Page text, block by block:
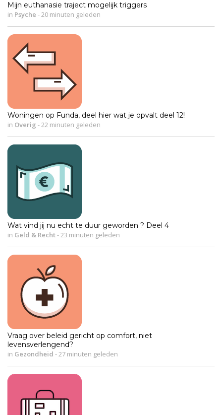
Mijn euthanasie traject mogelijk triggers
in Psyche -20 minuten geleden
Woningen op Funda, deel hier wat je opvalt deel 12!
in Overig -22 minuten geleden
Wat vind jij nu echt te duur geworden ? Deel 4
in Geld & Recht-23 minuten geleden
Vraag over beleid gericht op comfort, niet
levensverlengend?
in Gezondheid -27 minuten geleden